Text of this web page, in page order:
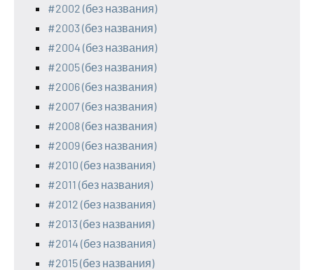
#2002 (без названия)
#2003 (без названия)
#2004 (без названия)
#2005 (без названия)
#2006 (без названия)
#2007 (без названия)
#2008 (без названия)
#2009 (без названия)
#2010 (без названия)
#2011 (без названия)
#2012 (без названия)
#2013 (без названия)
#2014 (без названия)
#2015 (без названия)